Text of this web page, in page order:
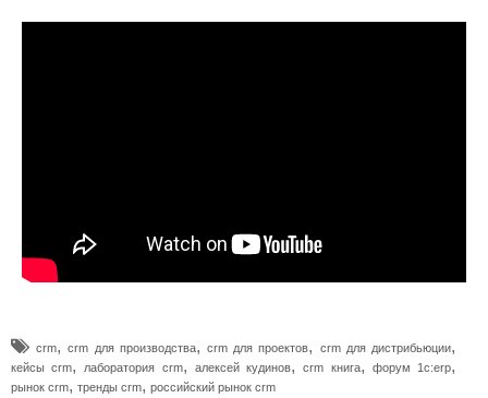
crm,crm для производства,crm для проектов, crm для дистрибьюции,
кейсы crm, лаборатория crm, алексей кудинов,crm книга, форум 1с:erp,
рынок crm, тренды crm, российский рынок crm